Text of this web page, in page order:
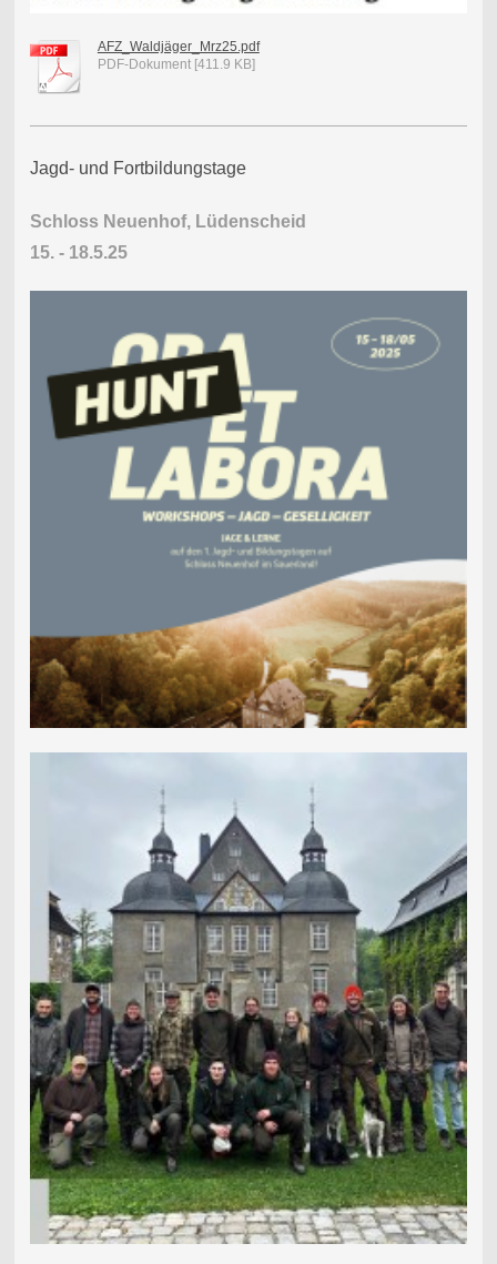
AFZ_Waldjäger_Mrz25.pdf
PDF-Dokument [411.9 KB]
Jagd- und Fortbildungstage
Schloss Neuenhof, Lüdenscheid
15. - 18.5.25